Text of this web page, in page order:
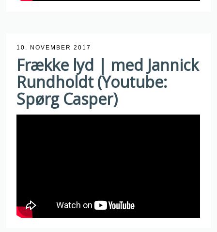
10. NOVEMBER 2017
Frække lyd | med Jannick
Rundholdt (Youtube:
Spørg Casper)